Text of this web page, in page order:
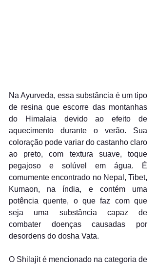
Na Ayurveda, essa substância é um tipo
de resina que escorre das montanhas
do Himalaia devido ao efeito de
aquecimento durante o verão. Sua
coloração pode variar do castanho claro
ao preto, com textura suave, toque
pegajoso e solúvel em água. É
comumente encontrado no Nepal, Tibet,
Kumaon, na índia, e contém uma
potência quente, o que faz com que
seja uma substância capaz de
combater doenças causadas por
desordens do dosha Vata.
O Shilajit é mencionado na categoria de